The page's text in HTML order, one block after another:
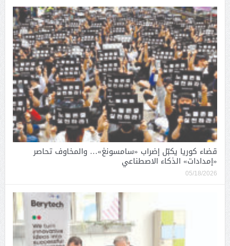
قضاء كوريا يكبّل إضراب «سامسونغ»… والمخاوف تحاصر
«إمدادات» الذكاء الاصطناعي
05/18/2026